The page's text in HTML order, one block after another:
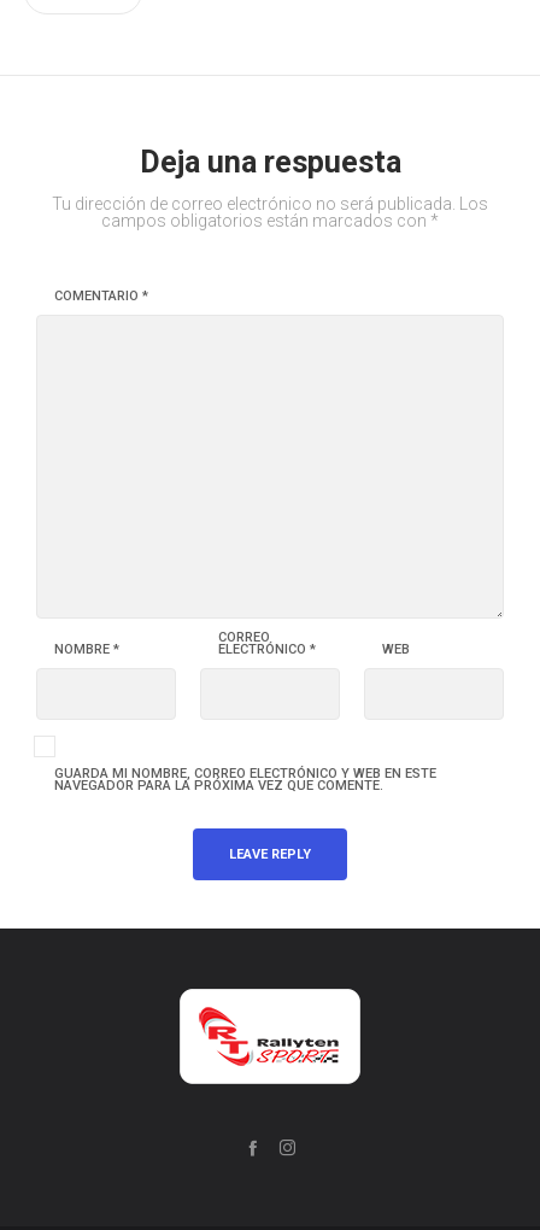
Deja una respuesta
Tu dirección de correo electrónico no será publicada.
Los
campos obligatorios están marcados con *
COMENTARIO *
NOMBRE *
CORREO
ELECTRÓNICO * WEB
GUARDA MI NOMBRE, CORREO ELECTRÓNICO Y WEB EN ESTE
NAVEGADOR PARA LA PRÓXIMA VEZ QUE COMENTE.